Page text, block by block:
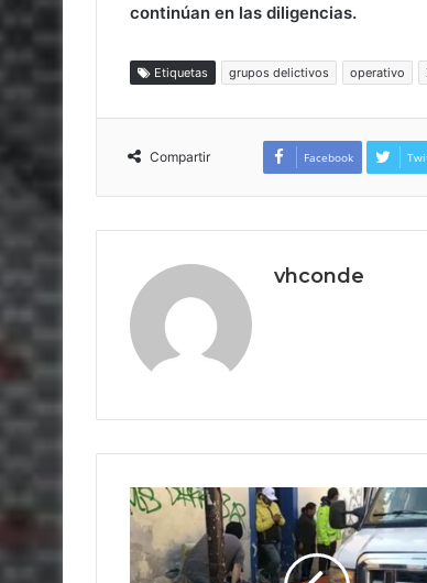
continúan en las diligencias.
Etiquetas grupos delictivos operativo
Compartir Facebook
vhconde